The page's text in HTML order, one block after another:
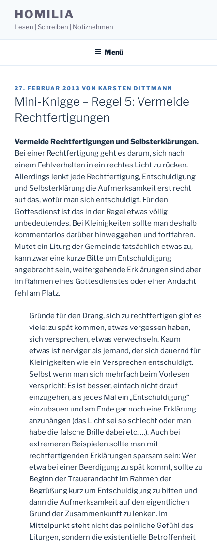
Inhalt
springen
HOMILIA
Lesen | Schreiben | Notiznehmen
Menü
VERÖFFENTLICHT
AM
27. FEBRUAR 2013 VON KARSTEN DITTMANN
Mini-Knigge – Regel 5: Vermeide
Rechtfertigungen
Vermeide Rechtfertigungen und Selbsterklärungen.
Bei einer Rechtfertigung geht es darum, sich nach
einem Fehlverhalten in ein rechtes Licht zu rücken.
Allerdings lenkt jede Rechtfertigung, Entschuldigung
und Selbsterklärung die Aufmerksamkeit erst recht
auf das, wofür man sich entschuldigt. Für den
Gottesdienst ist das in der Regel etwas völlig
unbedeutendes. Bei Kleinigkeiten sollte man deshalb
kommentarlos darüber hinweggehen und fortfahren.
Mutet ein Liturg der Gemeinde tatsächlich etwas zu,
kann zwar eine kurze Bitte um Entschuldigung
angebracht sein, weitergehende Erklärungen sind aber
im Rahmen eines Gottesdienstes oder einer Andacht
fehl am Platz.
Gründe für den Drang, sich zu rechtfertigen gibt es
viele: zu spät kommen, etwas vergessen haben,
sich versprechen, etwas verwechseln. Kaum
etwas ist nerviger als jemand, der sich dauernd für
Kleinigkeiten wie ein Versprechen entschuldigt.
Selbst wenn man sich mehrfach beim Vorlesen
verspricht: Es ist besser, einfach nicht drauf
einzugehen, als jedes Mal ein „Entschuldigung“
einzubauen und am Ende gar noch eine Erklärung
anzuhängen (das Licht sei so schlecht oder man
habe die falsche Brille dabei etc. …). Auch bei
extremeren Beispielen sollte man mit
rechtfertigenden Erklärungen sparsam sein: Wer
etwa bei einer Beerdigung zu spät kommt, sollte zu
Beginn der Trauerandacht im Rahmen der
Begrüßung kurz um Entschuldigung zu bitten und
dann die Aufmerksamkeit auf den eigentlichen
Grund der Zusammenkunft zu lenken. Im
Mittelpunkt steht nicht das peinliche Gefühl des
Liturgen, sondern die existentielle Betroffenheit